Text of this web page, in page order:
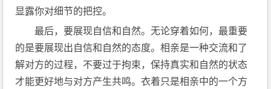
显露你对细节的把控。
最后，要展现自信和自然。无论穿着如何，最重要
的是要展现出自信和自然的态度。相亲是一种交流和了
解对方的过程，不要过于拘束，保持真实和自然的状态
才能更好地与对方产生共鸣。衣着只是相亲中的一个方